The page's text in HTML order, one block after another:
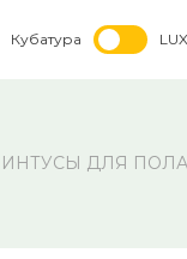
Кубатура
ДЛЯ ПОЛА